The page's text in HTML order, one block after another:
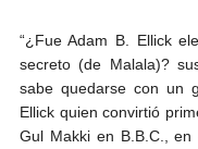
“¿Fue Adam B. Ellick
secreto (de Malala)?
sabe quedarse con un
Ellick quien convirtió
Gul Makki en B.B.C.,